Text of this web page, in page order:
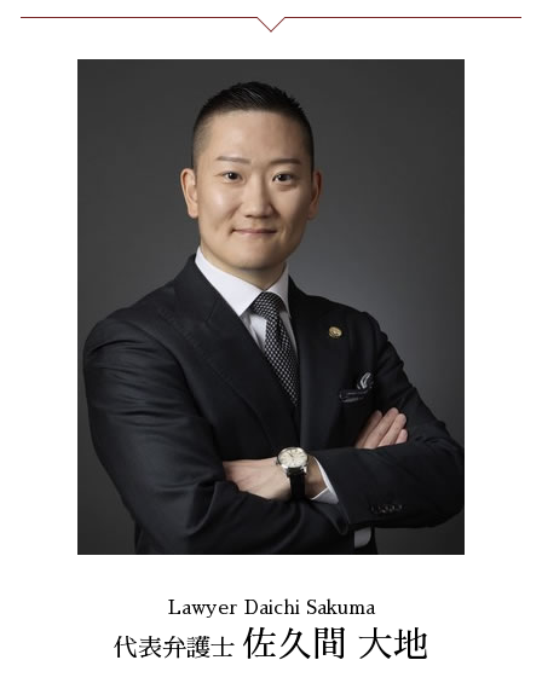
詐欺 被害 お金 戻っ て くる
投資 詐欺 セミナー
個人再生 再生計画
個人再生 手続き 流れ
債務整理 和解 成立
特定調停 とは
債務整理 任意整理 期間
残業代 未払い
長 時間 労働 問題
有給 取得 トラブル
臨床法務 とは
予防法務 とは
パワハラ 相談 解決
不当解雇 労基
爆サイ 誹謗中傷
Twitter 誹謗中傷
発信者情報 開示請求
誹謗中傷 逮捕
情報開示請求 費用
債務整理 23区 弁護士
誹謗中傷 新宿区
不当請求 東京都 弁護士
振り込め詐欺 東京都 相談
破産 問題 東京都 相談
消費者被害 港区 弁護士
過払い金請求 港区 弁護士
出会い系 詐欺 港区 弁護士
債務整理 23区 相談
マルチ商法 港区 弁護士
マルチ商法 全国 相談
通販 詐欺 東京都 弁護士
企業法務 東京都 相談
企業法務 23区 弁護士
契約書作成 港区 弁護士
Lawyer Daichi Sakuma
代表弁護士 佐久間 大地